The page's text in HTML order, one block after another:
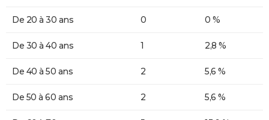
De 20 à 30 ans 0 0 %
De 30 à 40 ans 1 2,8 %
De 40 à 50 ans 2 5,6 %
De 50 à 60 ans 2 5,6 %